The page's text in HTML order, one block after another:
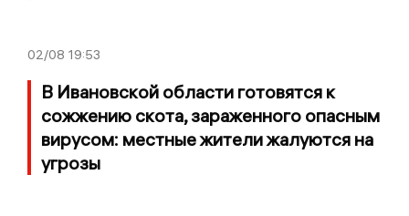
02/08 19:53
В Ивановской области готовятся к
сожжению скота, зараженного опасным
вирусом: местные жители жалуются на
угрозы